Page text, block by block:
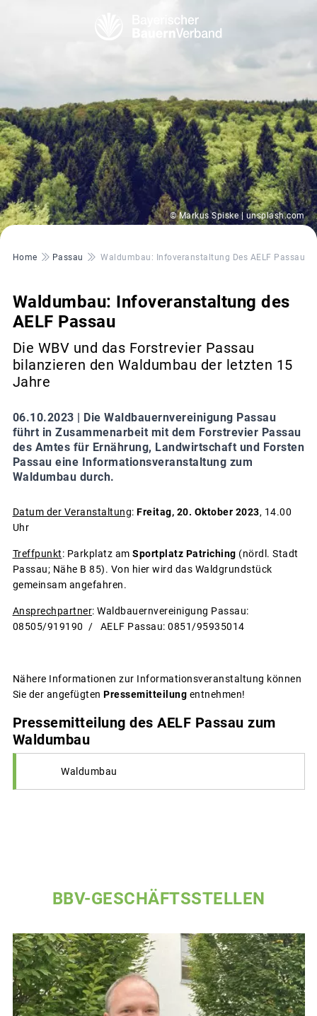
© Markus Spiske | unsplash.com
Pfadnavigation
Home Passau Waldumbau: Infoveranstaltung Des AELF Passau
Waldumbau: Infoveranstaltung des
AELF Passau
Die WBV und das Forstrevier Passau
bilanzieren den Waldumbau der letzten 15
Jahre
06.10.2023 | Die Waldbauernvereinigung Passau
führt in Zusammenarbeit mit dem Forstrevier Passau
des Amtes für Ernährung, Landwirtschaft und Forsten
Passau eine Informationsveranstaltung zum
Waldumbau durch.
Datum der Veranstaltung: Freitag, 20. Oktober 2023, 14.00
Uhr
Treffpunkt: Parkplatz am Sportplatz Patriching (nördl. Stadt
Passau; Nähe B 85). Von hier wird das Waldgrundstück
gemeinsam angefahren.
Ansprechpartner: Waldbauernvereinigung Passau:
08505/919190 / AELF Passau: 0851/95935014
Nähere Informationen zur Informationsveranstaltung können
Sie der angefügten Pressemitteilung entnehmen!
Pressemitteilung des AELF Passau zum
Waldumbau
Waldumbau
BBV-GESCHÄFTSSTELLEN